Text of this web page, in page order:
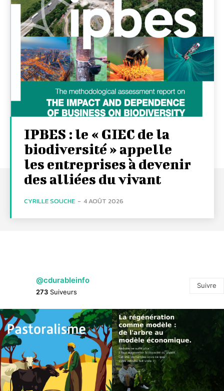
IPBES : le « GIEC de la
biodiversité » appelle
les entreprises à devenir
des alliées du vivant
CYRILLE SOUCHE - 4 AOÛT 2026
@cdurableinfo
273 Suiveurs
Suivre